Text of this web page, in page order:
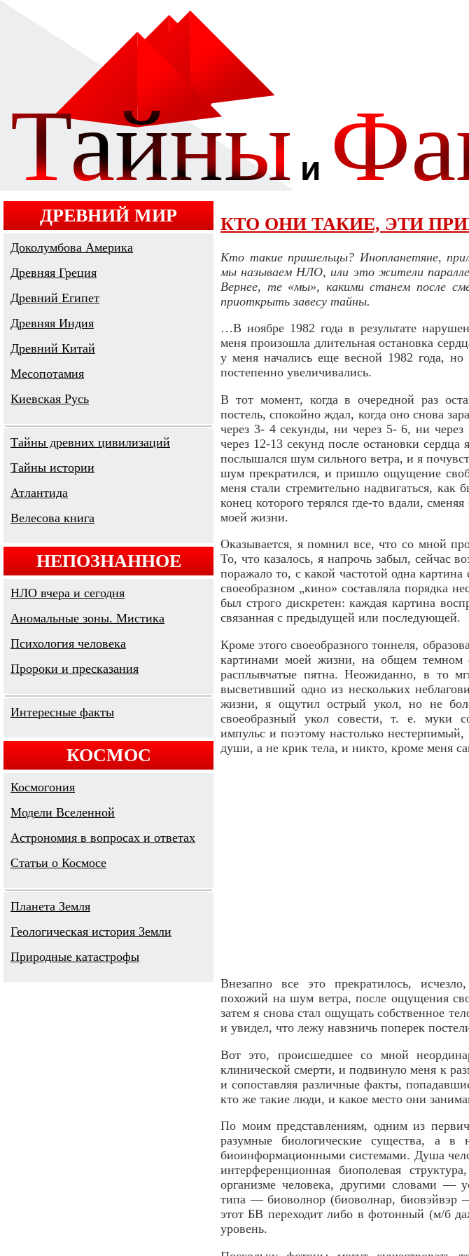
ДРЕВНИЙ МИР
Доколумбова Америка
Древняя Греция
Древний Египет
Древняя Индия
Древний Китай
Месопотамия
Киевская Русь
Тайны древних цивилизаций
Тайны истории
Атлантида
Велесова книга
НЕПОЗНАННОЕ
НЛО вчера и сегодня
Аномальные зоны. Мистика
Психология человека
Пророки и пресказания
Интересные факты
КОСМОС
Космогония
Модели Вселенной
Астрономия в вопросах и ответах
Cтатьи о Космосе
Планета Земля
Геологическая история Земли
Природные катастрофы
КТО ОНИ ТАКИЕ, ЭТИ
Кто такие пришельцы? Инопланетяне,
мы называем НЛО, или это жители
Вернее, те «мы», какими станем после
приоткрыть завесу тайны.
…В ноябре 1982 года в результате
меня произошла длительная остановка
у меня начались еще весной 1982 года,
постепенно увеличивались.
В тот момент, когда в очередной раз
постель, спокойно ждал, когда оно снова
через 3- 4 секунды, ни через 5- 6, ни
через 12-13 секунд после остановки
послышался шум сильного ветра, и я
шум прекратился, и пришло ощущение
меня стали стремительно надвигаться,
конец которого терялся где-то вдали,
моей жизни.
Оказывается, я помнил все, что со мной
То, что казалось, я напрочь забыл, сейчас
поражало то, с какой частотой одна
своеобразном „кино» составляла порядка
был строго дискретен: каждая картина
связанная с предыдущей или последующей.
Кроме этого своеобразного тоннеля,
картинами моей жизни, на общем темном
расплывчатые пятна. Неожиданно, в то
высветивший одно из нескольких
жизни, я ощутил острый укол, но не
своеобразный укол совести, т. е. муки
импульс и поэтому настолько
души, а не крик тела, и никто, кроме меня
Внезапно все это прекратилось,
похожий на шум ветра, после ощущения
затем я снова стал ощущать собственное
и увидел, что лежу навзничь поперек
Вот это, происшедшее со мной
клинической смерти, и подвинуло меня к
и сопоставляя различные факты,
кто же такие люди, и какое место они
По моим представлениям, одним из
разумные биологические существа, а
биоинформационными системами. Душа
интерференционная биополевая
организме человека, другими словами —
типа — биоволнор (биоволнар, биовэйвэр
этот БВ переходит либо в фотонный (м/б
уровень.